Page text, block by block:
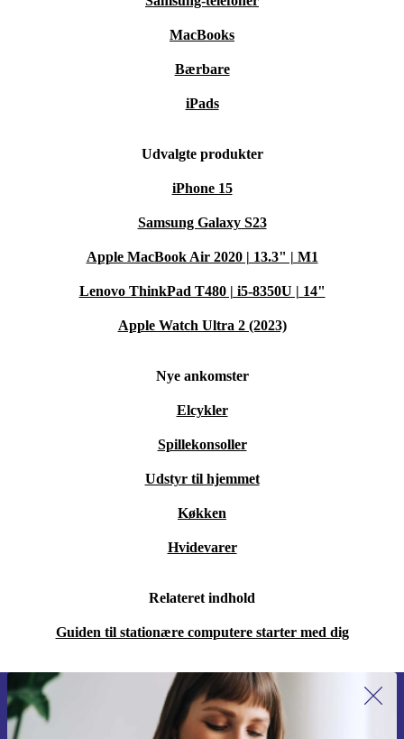
MacBooks
Bærbare
iPads
Udvalgte produkter
iPhone 15
Samsung Galaxy S23
Apple MacBook Air 2020 | 13.3" | M1
Lenovo ThinkPad T480 | i5-8350U | 14"
Apple Watch Ultra 2 (2023)
Nye ankomster
Elcykler
Spillekonsoller
Udstyr til hjemmet
Køkken
Hvidevarer
Relateret indhold
Guiden til stationære computere starter med dig
Tilmeld dig vores nyhedsbrev for
første gang og spar 115 kr!